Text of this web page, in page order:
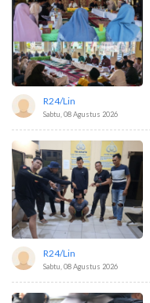
R24/lin
Sabtu, 08 Agustus 2026
R24/lin
Sabtu, 08 Agustus 2026